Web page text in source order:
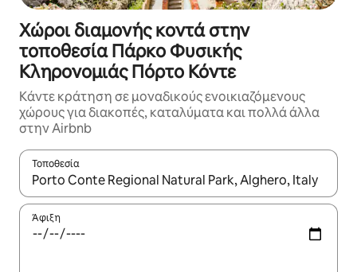
Χώροι διαμονής κοντά στην
τοποθεσία Πάρκο Φυσικής
Κληρονομιάς Πόρτο Κόντε
Κάντε κράτηση σε μοναδικούς ενοικιαζόμενους
χώρους για διακοπές, καταλύματα και πολλά άλλα
στην Airbnb
Τοποθεσία
Όταν τα αποτελέσματα είναι διαθέσιμα, μπορείτε να
Άφιξη